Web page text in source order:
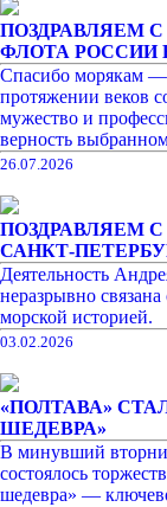
ПОЗДРАВЛЯЕМ
ФЛОТА РОССИИ
Спасибо морякам —
протяжении веков
мужество и
верность
26.07.2026
ПОЗДРАВЛЯЕМ
САНКТ-
Деятельность
неразрывно
морской историей.
03.02.2026
«ПОЛТАВА»
ШЕДЕВРА»
В минувший
состоялось
шедевра» —